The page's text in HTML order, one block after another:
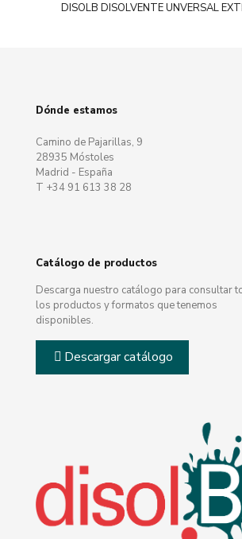
DISOLB DISOLVENTE UNVERSAL
Dónde estamos
Camino de Pajarillas, 9
28935 Móstoles
Madrid - España
T +34 91 613 38 28
Catálogo de productos
Descarga nuestro catálogo para consultar
los productos y formatos que tenemos
disponibles.
Descargar catálogo